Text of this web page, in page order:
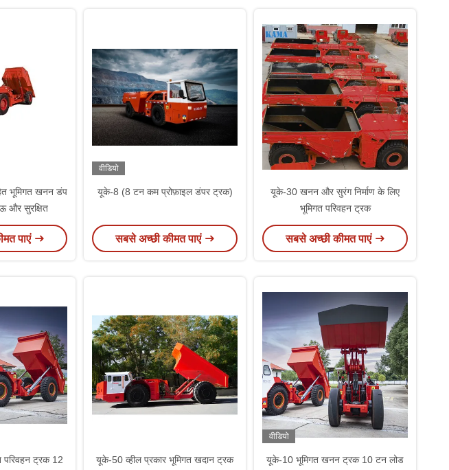
भूमिगत खनन डंप
और सुरक्षित
पाएं
वीडियो
यूके-8 (8 टन कम प्रोफ़ाइल डंपर ट्रक)
सबसे अच्छी कीमत पाएं
यूके-30 खनन और सुरंग निर्माण के लिए
भूमिगत परिवहन ट्रक
सबसे अच्छी कीमत पाएं
ट्रक 12
यूके-50 व्हील प्रकार भूमिगत खदान ट्रक
वीडियो
यूके-10 भूमिगत खनन ट्रक 10 टन लोड